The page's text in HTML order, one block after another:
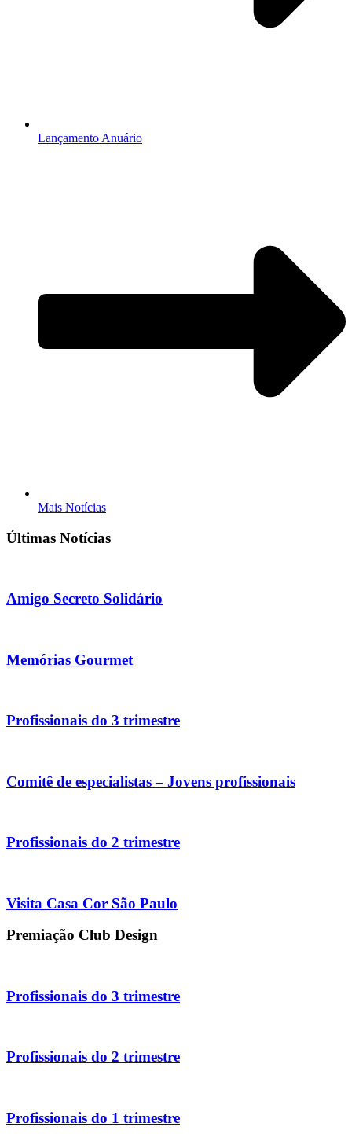
Lançamento Anuário
Mais Notícias
Últimas Notícias
Amigo Secreto Solidário
Memórias Gourmet
Profissionais do 3 trimestre
Comitê de especialistas – Jovens profissionais
Profissionais do 2 trimestre
Visita Casa Cor São Paulo
Premiação Club Design
Profissionais do 3 trimestre
Profissionais do 2 trimestre
Profissionais do 1 trimestre